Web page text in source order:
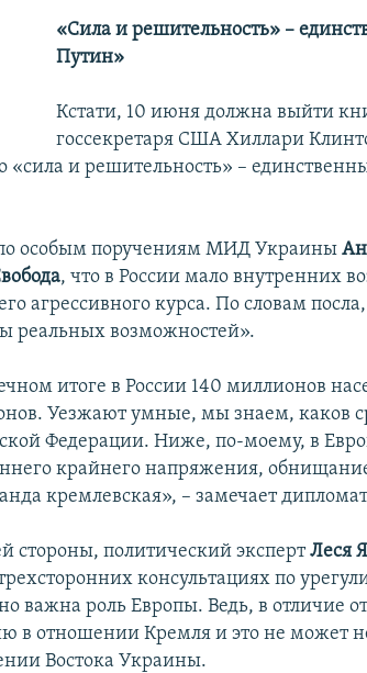
«Сила и решительность» –
Путин»
Кстати, 10 июня должна выйти
госсекретаря США Хиллари
«сила и решительность» –
особым поручениям МИД Украины
, что в России мало внутренних
агрессивного курса. По словам
реальных возможностей».
итоге в России 140 миллионов
Уезжают умные, мы знаем, каков
Федерации. Ниже, по-моему, в
крайнего напряжения,
кремлевская», – замечает
стороны, политический экспертЛеся
консультациях по
важна роль Европы. Ведь, в отличие
в отношении Кремля и это не может
Востока Украины.